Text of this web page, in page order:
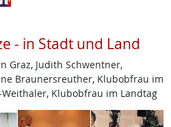
- in Stadt und Land
Graz, Judith Schwentner,
Braunersreuther, Klubobfrau im
Klubobfrau im Landtag